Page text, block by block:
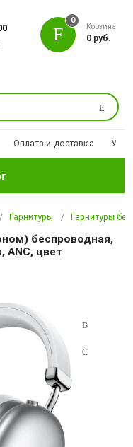
Поиск
0
Корзина
0 руб.
Оплата и доставка
Гарнитуры Гарнитуры
беспроводная,
ANC, цвет